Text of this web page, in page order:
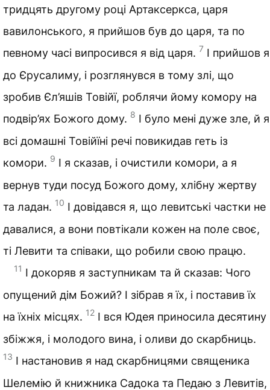
тридцять другому році Артаксеркса, царя
вавилонського, я прийшов був до царя, та по
певному часі випросився я від царя. 7 І прийшов я
до Єрусалиму, і розглянувся в тому злі, що
зробив Єл’яшів Товійї, роблячи йому комору на
подвір’ях Божого дому. 8 І було мені дуже зле, й я
всі домашні Товійїні речі повикидав геть із
комори. 9 І я сказав, і очистили комори, а я
вернув туди посуд Божого дому, хлібну жертву
та ладан. 10 І довідався я, що левитські частки не
давалися, а вони повтікали кожен на поле своє,
ті Левити та співаки, що робили свою працю.
11 І докоряв я заступникам та й сказав: Чого
опущений дім Божий? І зібрав я їх, і поставив їх
на їхніх місцях. 12 І вся Юдея приносила десятину
збіжжя, і молодого вина, і оливи до скарбниць.
13 І настановив я над скарбницями священика
Шелемію й книжника Садока та Педаю з Левитів,